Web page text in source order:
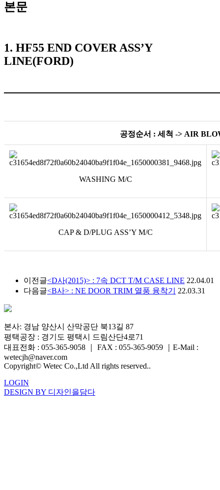
본문
1. HF55 END COVER ASS’Y
LINE(FORD)
공정순서 : 세척 -> AIR
WASHING M/C
CAP & D/PLUG ASS’Y M/C
이전글<D사(2015)> : 7속 DCT T/M CASE LINE 22.04.01
다음글<B사> : NE DOOR TRIM 열풍 융착기 22.03.31
본사: 경남 양산시 산막공단 북13길 87
평택공장 : 경기도 평택시 드림산단4로71
대표전화 : 055-365-9058
FAX : 055-365-9059
E-Mail :
wetecjh@naver.com
Copyright© Wetec Co.,Ltd All rights reserved..
LOGIN
DESIGN BY 디자인을담다